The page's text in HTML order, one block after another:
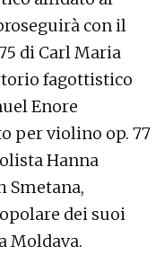
con il
di Carl Maria
fagottistico
Enore
per violino op. 77
Hanna
Smetana,
dei suoi
Moldava.